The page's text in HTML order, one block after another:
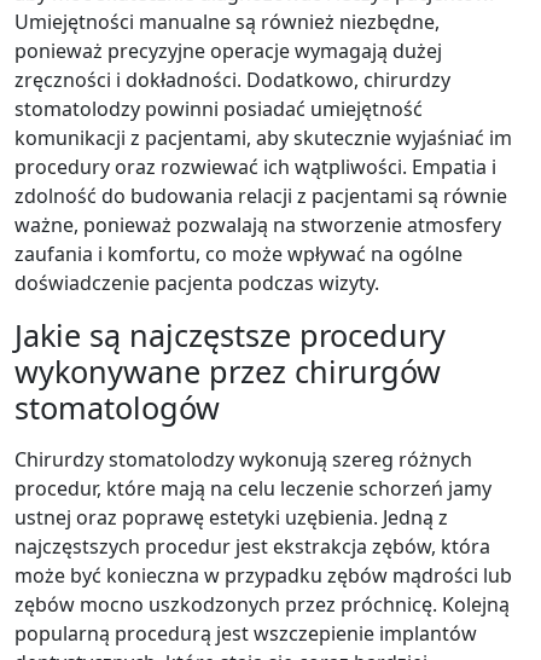
Umiejętności manualne są również niezbędne,
ponieważ precyzyjne operacje wymagają dużej
zręczności i dokładności. Dodatkowo, chirurdzy
stomatolodzy powinni posiadać umiejętność
komunikacji z pacjentami, aby skutecznie wyjaśniać im
procedury oraz rozwiewać ich wątpliwości. Empatia i
zdolność do budowania relacji z pacjentami są równie
ważne, ponieważ pozwalają na stworzenie atmosfery
zaufania i komfortu, co może wpływać na ogólne
doświadczenie pacjenta podczas wizyty.
Jakie są najczęstsze procedury
wykonywane przez chirurgów
stomatologów
Chirurdzy stomatolodzy wykonują szereg różnych
procedur, które mają na celu leczenie schorzeń jamy
ustnej oraz poprawę estetyki uzębienia. Jedną z
najczęstszych procedur jest ekstrakcja zębów, która
może być konieczna w przypadku zębów mądrości lub
zębów mocno uszkodzonych przez próchnicę. Kolejną
popularną procedurą jest wszczepienie implantów